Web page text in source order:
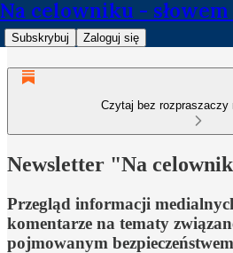
Subskrybuj Zaloguj się
Czytaj bez rozpraszaczy
Newsletter "Na
Przegląd informacji
komentarze na tematy
pojmowanym